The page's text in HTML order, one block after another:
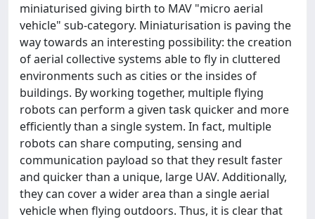
miniaturised giving birth to MAV "micro aerial
vehicle" sub-category. Miniaturisation is paving the
way towards an interesting possibility: the creation
of aerial collective systems able to fly in cluttered
environments such as cities or the insides of
buildings. By working together, multiple flying
robots can perform a given task quicker and more
efficiently than a single system. In fact, multiple
robots can share computing, sensing and
communication payload so that they result faster
and quicker than a unique, large UAV. Additionally,
they can cover a wider area than a single aerial
vehicle when flying outdoors. Thus, it is clear that